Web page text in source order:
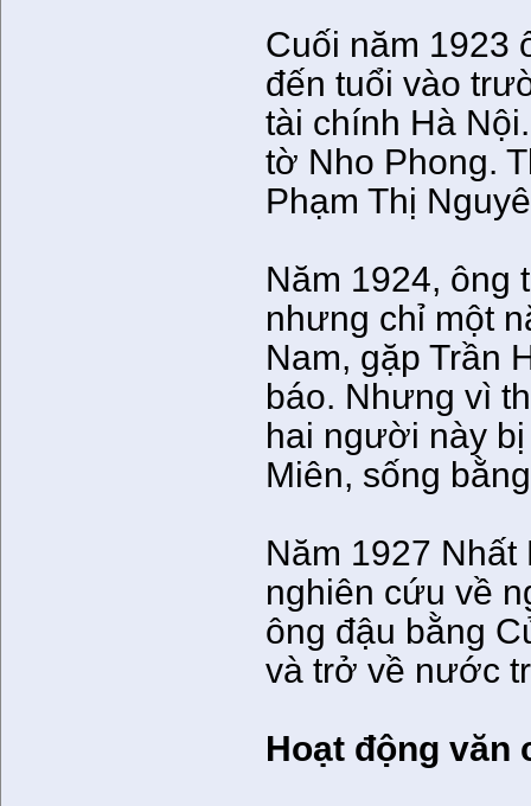
Cuối năm 1923
đến tuổi vào
tài chính Hà
tờ Nho Phong.
Phạm Thị
Năm 1924, ông
nhưng chỉ một
Nam, gặp Trần
báo. Nhưng vì
hai người này
Miên, sống
Năm 1927
nghiên cứu về
ông đậu bằng
và trở về nước
Hoạt động văn